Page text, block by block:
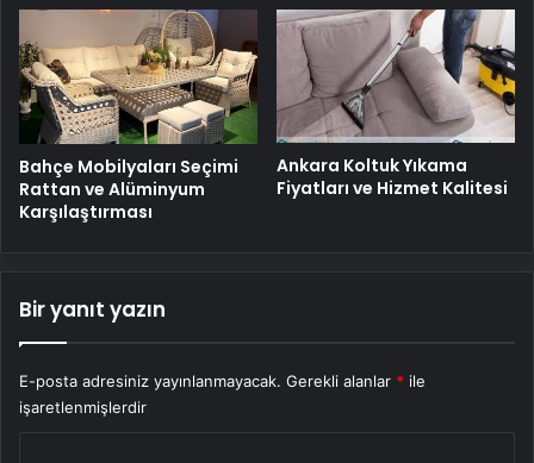
Bahçe Mobilyaları Seçimi
Rattan ve Alüminyum
Karşılaştırması
Ankara Koltuk Yıkama
Fiyatları ve Hizmet Kalitesi
Bir yanıt yazın
E-posta adresiniz yayınlanmayacak. Gerekli alanlar * ile
işaretlenmişlerdir